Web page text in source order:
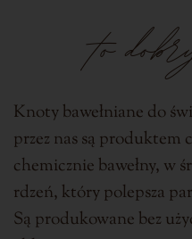
to
Knoty bawełniane do
przez nas są produktem
chemicznie bawełny, w
rdzeń, który polepsza
Są produkowane bez